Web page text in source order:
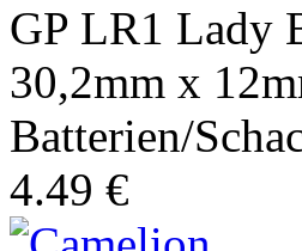
GP LR1 Lady
30,2mm x
Batterien/
4.49 €